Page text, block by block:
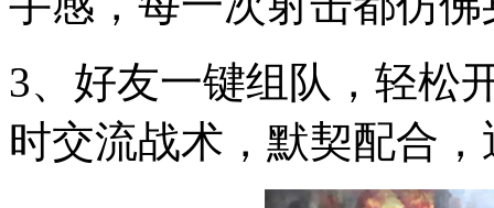
3、好友一键组队，轻松
时交流战术，默契配合